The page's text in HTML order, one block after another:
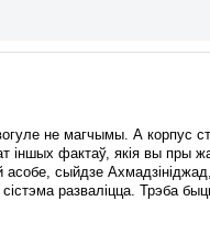
не магчымы. А корпус
іншых фактаў, якія вы пры
асобе, сыйдзе
разваліцца. Трэба